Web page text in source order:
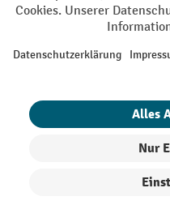
Alle Preise exkl. gesetzl.
Nachnahmegebühren, wenn
¹ Der Rabatt gilt so lange der
Erstregistrierung für den
Tage gültig und kann ab einem
eingelöst werden. Die Höhe des
Arbeitsschutz | 5% auf